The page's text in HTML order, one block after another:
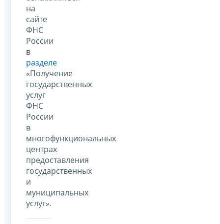
на
сайте
ФНС
России
в
разделе
«Получение
государственных
услуг
ФНС
России
в
многофункциональных
центрах
предоставления
государственных
и
муниципальных
услуг».